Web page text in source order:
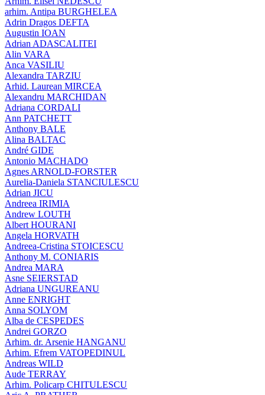
arhim. Antipa BURGHELEA
Adrin Dragos DEFTA
Augustin IOAN
Adrian ADASCALITEI
Alin VARA
Anca VASILIU
Alexandra TARZIU
Arhid. Laurean MIRCEA
Alexandru MARCHIDAN
Adriana CORDALI
Ann PATCHETT
Anthony BALE
Alina BALTAC
André GIDE
Antonio MACHADO
Agnes ARNOLD-FORSTER
Aurelia-Daniela STANCIULESCU
Adrian JICU
Andreea IRIMIA
Andrew LOUTH
Albert HOURANI
Angela HORVATH
Andreea-Cristina STOICESCU
Anthony M. CONIARIS
Andrea MARA
Asne SEIERSTAD
Adriana UNGUREANU
Anne ENRIGHT
Anna SOLYOM
Alba de CESPEDES
Andrei GORZO
Arhim. dr. Arsenie HANGANU
Arhim. Efrem VATOPEDINUL
Andreas WILD
Aude TERRAY
Arhim. Policarp CHITULESCU